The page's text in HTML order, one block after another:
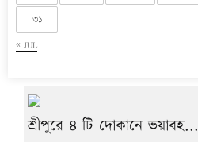
« JUL
৩১
শ্রীপুরে ৪ টি দোকানে ভয়াবহ...